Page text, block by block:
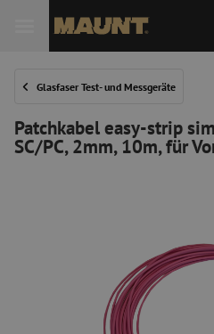
Glasfaser Test- und Messgeräte
Patchkabel easy-strip
SC/PC, 2mm, 10m, für